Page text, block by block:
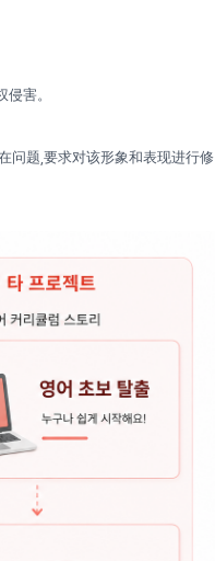
害。
问题,要求对该形象和表现进行修